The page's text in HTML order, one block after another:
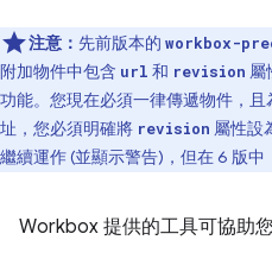
注意： 先前版本的 workbox-
附加物件中包含 url 和 revision 屬
功能。您現在必須一律傳遞物件，
址，您必須明確將 revision 屬性設
繼續運作 (並顯示警告)，但在 6 版中
Workbox 提供的工具可協助